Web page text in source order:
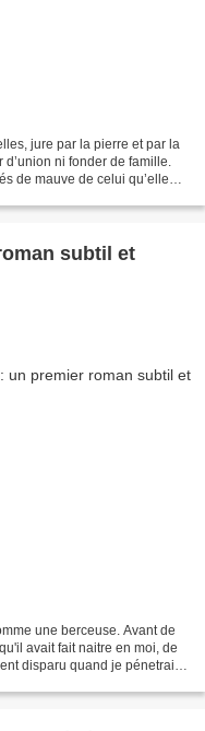
jure par la pierre et par la
ni fonder de famille.
de mauve de celui qu’elle
subtil et
une berceuse. Avant de
avait fait naitre en moi, de
disparu quand je pénetrais